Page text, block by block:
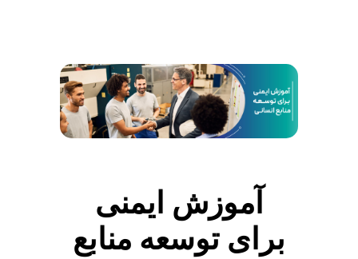
ی
آموزش ایمنی
برای توسعه منابع